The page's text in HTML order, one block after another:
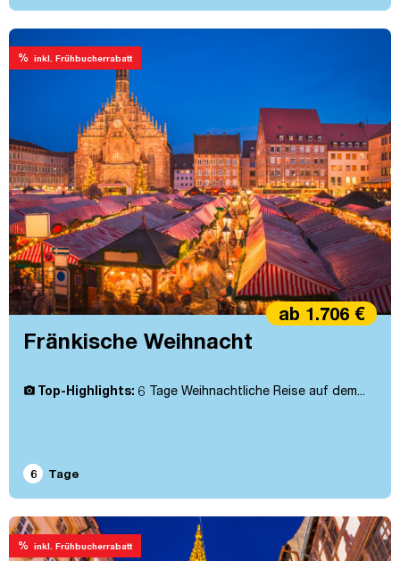
% inkl. Frühbucherrabatt
Fränkische Weihnacht
Top-Highlights: 6 Tage Weihnachtliche Reise auf dem...
ab 1.706 €
6 Tage
% inkl. Frühbucherrabatt